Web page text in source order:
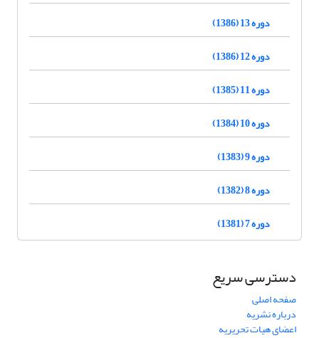
دوره 13 (1386)
دوره 12 (1386)
دوره 11 (1385)
دوره 10 (1384)
دوره 9 (1383)
دوره 8 (1382)
دوره 7 (1381)
دسترسی سریع
صفحه اصلی
درباره نشریه
اعضای هیات تحریریه